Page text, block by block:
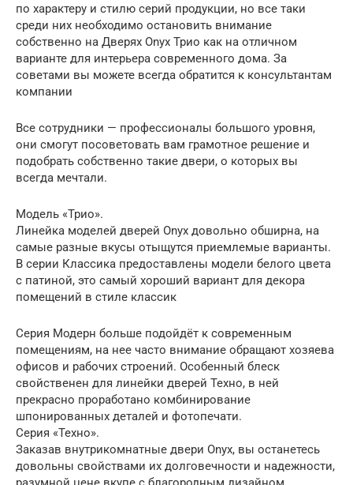
по характеру и стилю серий продукции, но все таки
среди них необходимо остановить внимание
собственно на Дверях Onyx Трио как на отличном
варианте для интерьера современного дома. За
советами вы можете всегда обратится к консультантам
компании
Все сотрудники — профессионалы большого уровня,
они смогут посоветовать вам грамотное решение и
подобрать собственно такие двери, о которых вы
всегда мечтали.
Модель «Трио».
Линейка моделей дверей Onyx довольно обширна, на
самые разные вкусы отыщутся приемлемые варианты.
В серии Классика предоставлены модели белого цвета
с патиной, это самый хороший вариант для декора
помещений в стиле классик
Серия Модерн больше подойдёт к современным
помещениям, на нее часто внимание обращают хозяева
офисов и рабочих строений. Особенный блеск
свойственен для линейки дверей Техно, в ней
прекрасно проработано комбинирование
шпонированных деталей и фотопечати.
Серия «Техно».
Заказав внутрикомнатные двери Onyx, вы останетесь
довольны свойствами их долговечности и надежности,